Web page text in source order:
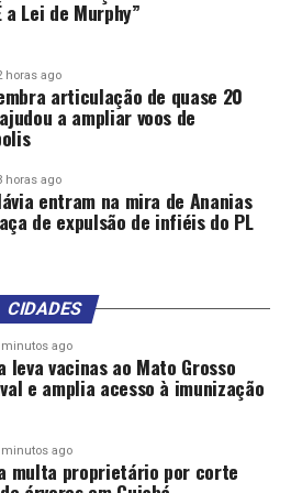
e Indústria Criativa pela
de Articulação Institucional do
e Orçamento, Secretário
do Turismo no Ministério do
de Comunicação Social do
Rio de Janeiro. Também foi
Administrativo do
de Esportes: Rogério
na Secretaria de Esporte,
foi vereador e reeleito
o prefeito mais votado da
Especial de
pública e comunicação,
a Lei de Murphy”
horas ago
articulação de quase 20
a ampliar voos de
horas ago
entram na mira de Ananias
de expulsão de infiéis do PL
CIDADES
minutos ago
leva vacinas ao Mato Grosso
e amplia acesso à imunização
minutos ago
multa proprietário por corte